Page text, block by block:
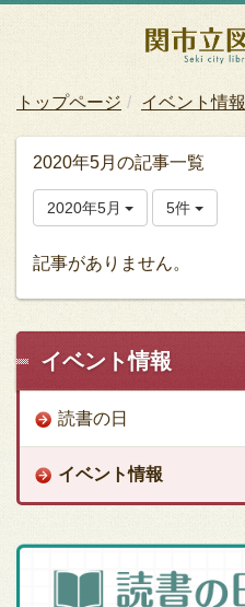
トップページ イベント情報
2020年5月の記事一覧
2020年5月 5件
記事がありません。
イベント情報
読書の日
イベント情報